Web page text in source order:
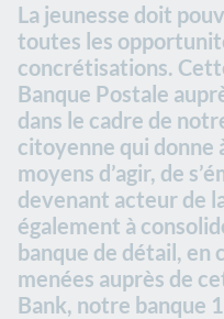
La jeunesse doit
toutes les
concrétisations.
Banque Postale
dans le cadre de
citoyenne qui donne
moyens d’agir, de
devenant acteur de
également à
banque de détail, en
menées auprès de
Bank, notre banque